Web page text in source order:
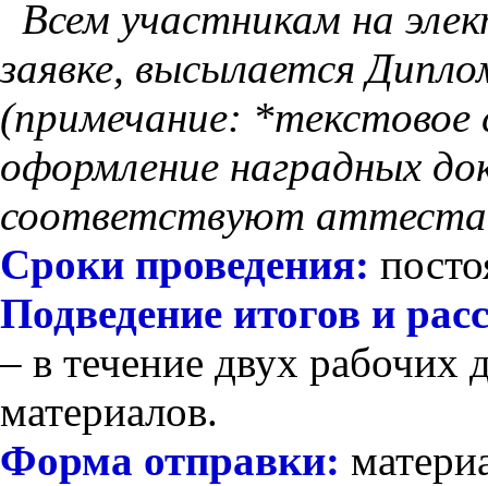
Всем участникам на
заявке, высылается
(примечание: *текстовое
оформление наградных
соответствуют
Сроки проведения:
Подведение итогов и
– в течение двух рабочих
материалов.
Форма отправки: